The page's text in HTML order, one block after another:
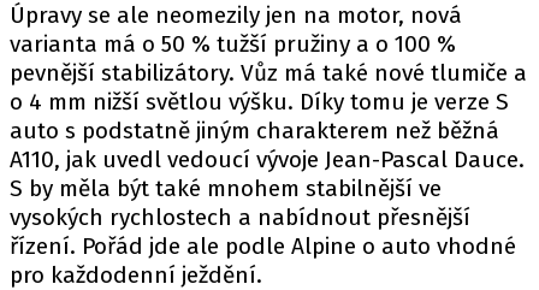
Máte příběh, fotku nebo video?
Pošlete e-mail na autoroad.cz
ETICKÝ KODEX
KONTAKT
VYDAVATEL
INZERCE
Úpravy se ale neomezily jen na motor, nová
varianta má o 50 % tužší pružiny a o 100 %
pevnější stabilizátory. Vůz má také nové tlumiče a
o 4 mm nižší světlou výšku. Díky tomu je verze S
auto s podstatně jiným charakterem než běžná
A110, jak uvedl vedoucí vývoje Jean-Pascal Dauce.
S by měla být také mnohem stabilnější ve
vysokých rychlostech a nabídnout přesnější
řízení. Pořád jde ale podle Alpine o auto vhodné
pro každodenní ježdění.